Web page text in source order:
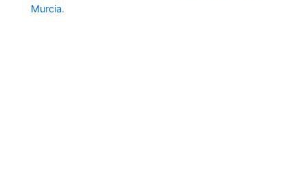
Murcia.